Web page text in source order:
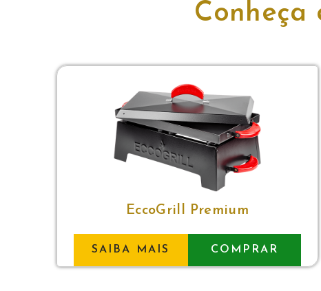
EccoGrill Premium
SAIBA MAIS COMPRAR